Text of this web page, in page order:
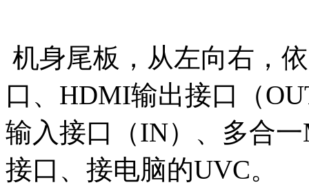
机身尾板，从左向右，
口、 HDMI输出接口（
输入接口（IN）、 多合
接口、接电脑的UVC。